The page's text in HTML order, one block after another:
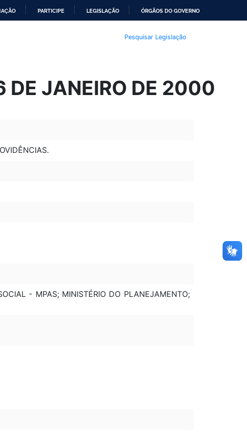
PARTICIPE LEGISLAÇÃO ÓRGÃOS DO GOVERNO
Pesquisar Legislação
DE JANEIRO DE 2000
- MPAS; MINISTÉRIO DO PLANEJAMENTO;